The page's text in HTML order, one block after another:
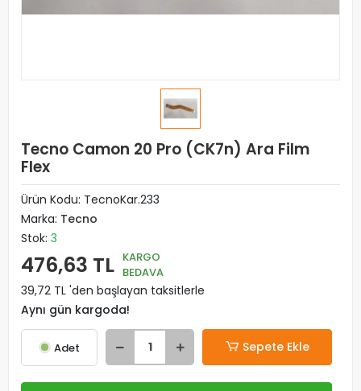
Tecno Camon 20 Pro (CK7n) Ara Film
Flex
Ürün Kodu: TecnoKar.233
Marka: Tecno
Stok: 3
476,63 TL KARGO
BEDAVA
39,72 TL 'den başlayan taksitlerle
Aynı gün kargoda!
Adet Sepete Ekle